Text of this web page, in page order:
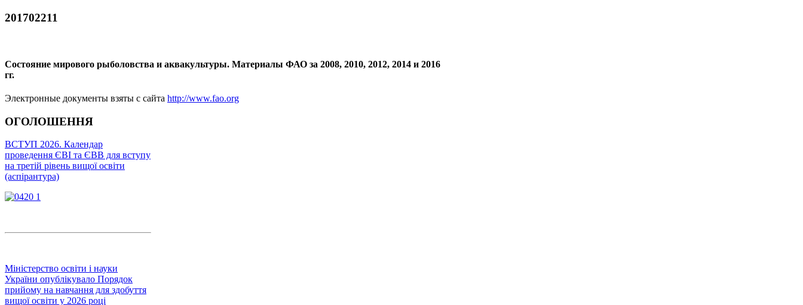
201702211
Состояние мирового рыболовства и аквакультуры. Материалы ФАО за 2008, 2010, 2012, 2014 и 2016
гг.
Электронные документы взяты с сайта http://www.fao.org
ОГОЛОШЕННЯ
ВСТУП 2026. Календар
проведення ЄВІ та ЄВВ для вступу
на третій рівень вищої освіти
(аспірантура)
Міністерство освіти і науки
України опублікувало Порядок
прийому на навчання для здобуття
вищої освіти у 2026 році